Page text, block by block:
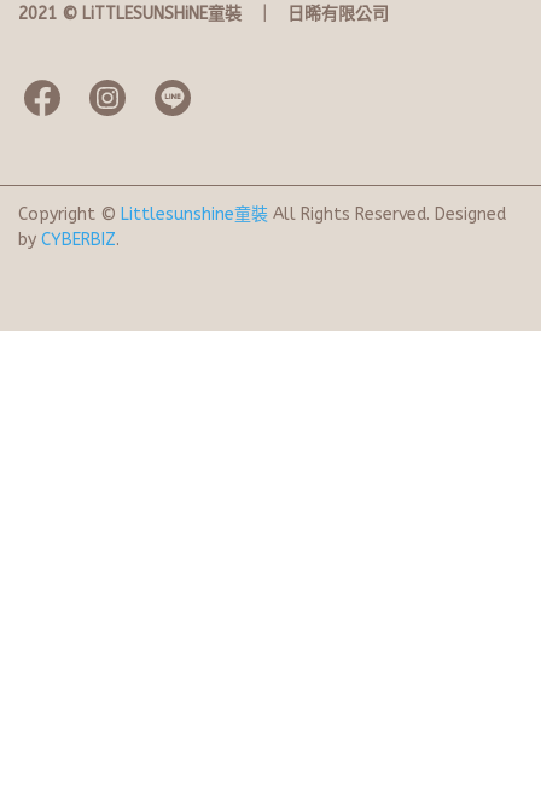
2021 © LiTTLESUNSHiNE童裝   ｜   日晞有限公司
Copyright © Littlesunshine童裝 All Rights Reserved. Designed
by CYBERBIZ.